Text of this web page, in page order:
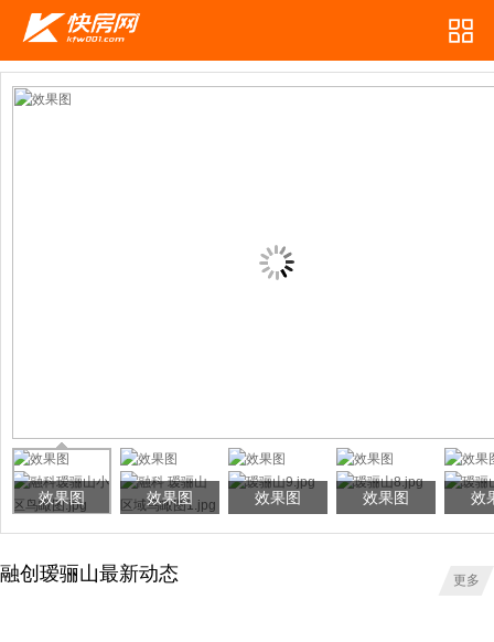
效果图 效果图 效果图 效果图 效
融创瑷骊山最新动态 更多